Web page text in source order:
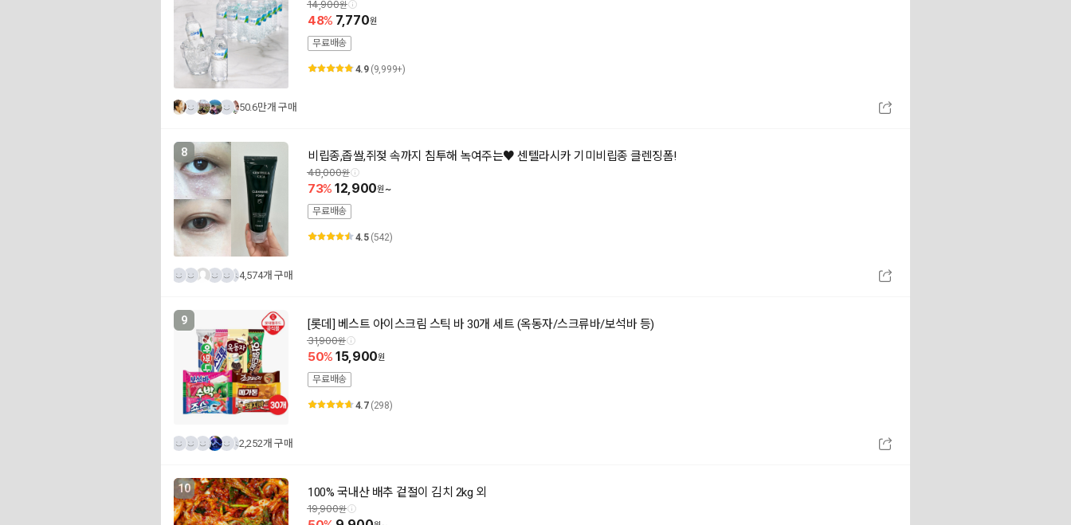
14,900
48 7,770
무료배송
4.9 (9,999+)
50.6만개 구매
8 비립종,좁쌀,쥐젖 속까지 침투해 녹여주는♥ 센텔라시카 기미비립종 클렌징폼!
48,000
73 12,900
~
무료배송
4.5 (542)
4,574개 구매
9 [롯데] 베스트 아이스크림 스틱 바 30개 세트 (옥동자/스크류바/보석바 등)
31,900
50 15,900
무료배송
4.7 (298)
2,252개 구매
10 100% 국내산 배추 겉절이 김치 2kg 외
19,900